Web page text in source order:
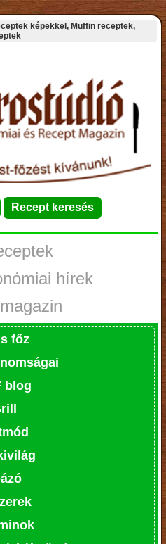
képekkel, Muffin receptek,
hírek
főz
blog